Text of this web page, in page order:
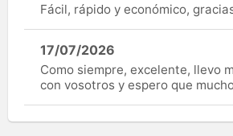
Fácil, rápido y económico,
17/07/2026
Como siempre, excelente, llevo
con vosotros y espero que